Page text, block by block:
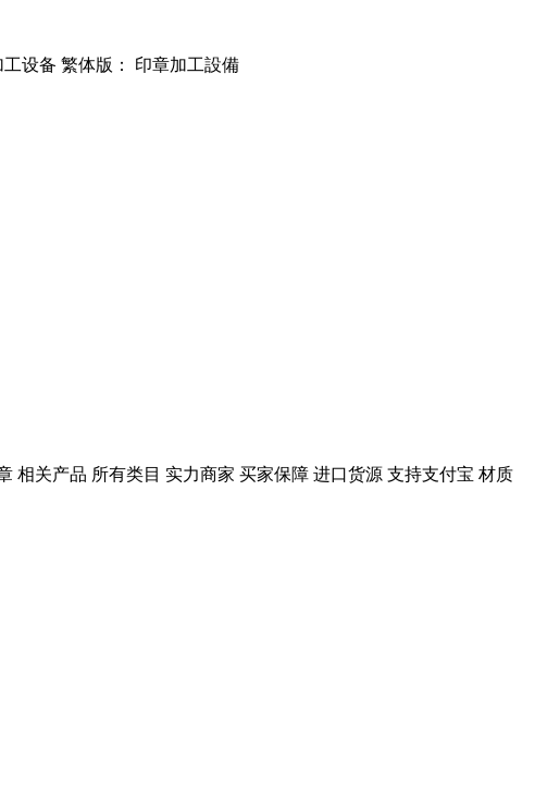
设备 繁体版： 印章加工設備
相关产品 所有类目 实力商家 买家保障 进口货源 支持支付宝 材质